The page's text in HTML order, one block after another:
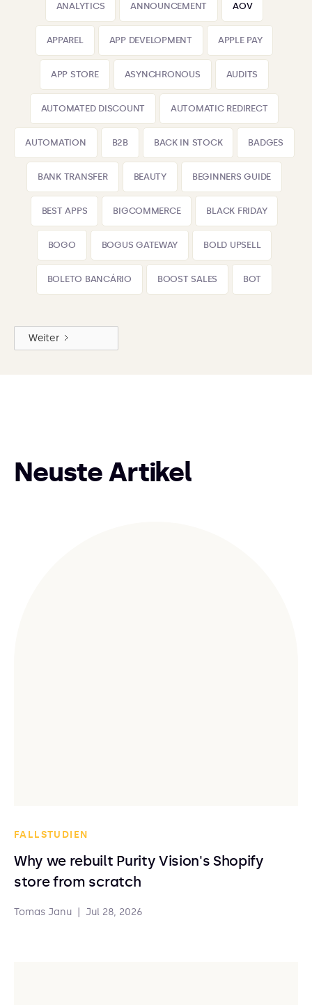
ANALYTICS ANNOUNCEMENT AOV
APPAREL APP DEVELOPMENT APPLE PAY
APP STORE ASYNCHRONOUS AUDITS
AUTOMATED DISCOUNT AUTOMATIC REDIRECT
AUTOMATION B2B BACK IN STOCK BADGES
BANK TRANSFER BEAUTY BEGINNERS GUIDE
BEST APPS BIGCOMMERCE BLACK FRIDAY
BOGO BOGUS GATEWAY BOLD UPSELL
BOLETO BANCÁRIO BOOST SALES BOT
Weiter
Neuste Artikel
FALLSTUDIEN
Why we rebuilt Purity Vision's Shopify
store from scratch
Tomas Janu Jul 28, 2026